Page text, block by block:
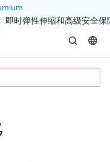
即时弹性伸缩和高级安全保